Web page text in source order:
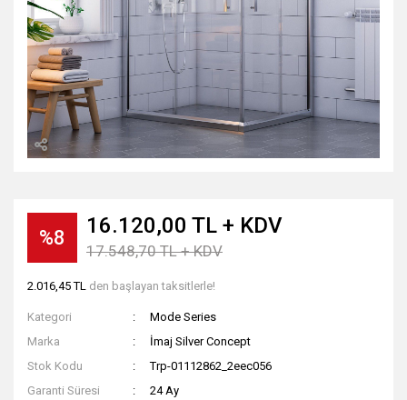
%8 16.120,00 TL + KDV
17.548,70 TL + KDV
2.016,45 TL den başlayan taksitlerle!
Kategori
Mode Series
Marka
İmaj Silver Concept
Stok Kodu
Trp-01112862_2eec056
Garanti Süresi
24 Ay